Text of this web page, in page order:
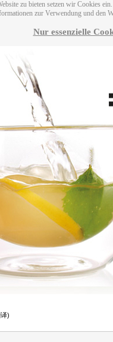
zu bieten setzen wir Cookies
zur Verwendung und den
Nur essenzielle
)